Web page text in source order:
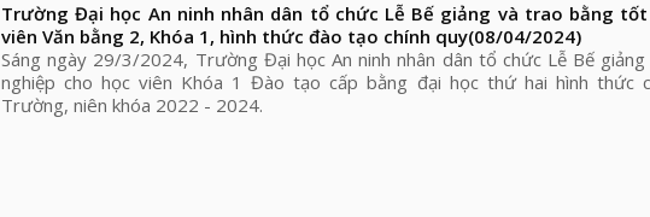
Trường Đại học An ninh nhân dân tổ chức Lễ Bế giảng và trao bằng
viên Văn bằng 2, Khóa 1, hình thức đào tạo chính quy(08/04/2024)
Sáng ngày 29/3/2024, Trường Đại học An ninh nhân dân tổ chức Lễ Bế
nghiệp cho học viên Khóa 1 Đào tạo cấp bằng đại học thứ hai hình thức
Trường, niên khóa 2022 - 2024.